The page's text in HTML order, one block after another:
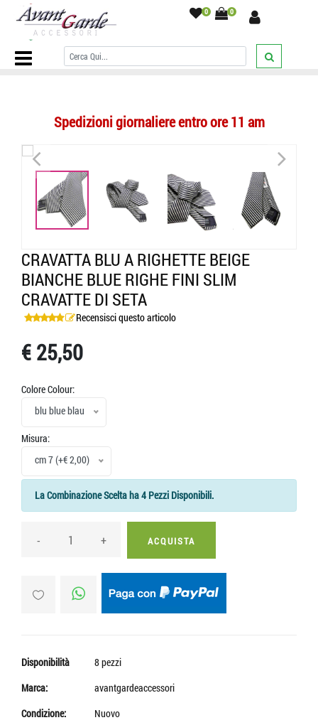
0 0
Home Page/CRAVATTE/A righe/Cravatta blu a righette beige e
bianche blue bianco regali tie italy presents
Spedizioni giornaliere entro ore 11 am
< >
CRAVATTA BLU A RIGHETTE BEIGE
BIANCHE BLUE RIGHE FINI SLIM
CRAVATTE DI SETA
Recensisci questo articolo
€ 25,50
Colore Colour:
blu blue blau
Misura:
cm 7 (+€ 2,00)
La Combinazione Scelta ha 4 Pezzi Disponibili.
- + ACQUISTA
Disponibilità
8 pezzi
Marca:
avantgardeaccessori
Condizione:
Nuovo